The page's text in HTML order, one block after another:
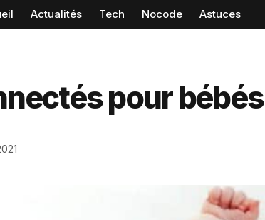
Actualités Tech Nocode Astuces
pour bébés